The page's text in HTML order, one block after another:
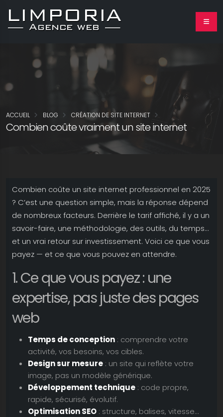
Combien coûte vraiment un site internet
ACCUEIL BLOG CRÉATION DE SITE INTERNET
Combien coûte un site internet professionnel en 2025
? C’est une question simple, mais la réponse dépend
de nombreux facteurs. Derrière le tarif affiché, il y a un
savoir-faire, une méthodologie, des outils, du temps...
et un vrai retour sur investissement. Voici ce que vous
payez — et ce que vous pouvez en attendre.
1. Ce que vous payez : une
expertise, pas juste des pages
web
Temps de conception : comprendre votre
activité, vos besoins, vos cibles.
Design sur mesure : un site qui reflète votre
image, pas un modèle générique.
Développement technique : code propre,
rapide, sécurisé, évolutif.
Optimisation SEO : structure, balises, vitesse...